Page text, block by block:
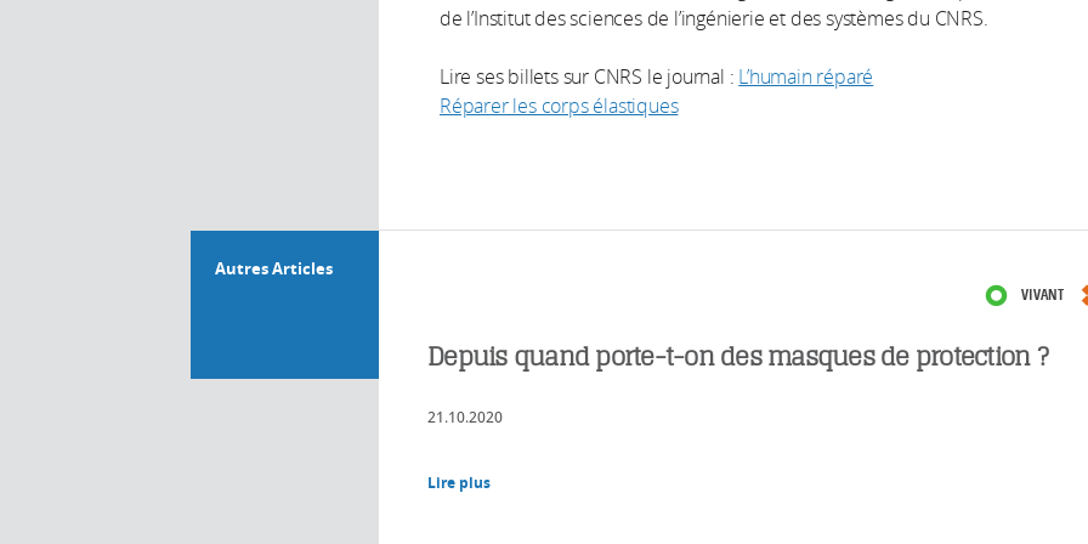
de l’Institut des sciences de l’ingénierie et des systèmes du CNRS.
Lire ses billets sur CNRS le journal : L’humain réparé
Réparer les corps élastiques
Autres Articles
VIVANT
Depuis quand porte-t-on des masques de protection ?
21.10.2020
Lire plus